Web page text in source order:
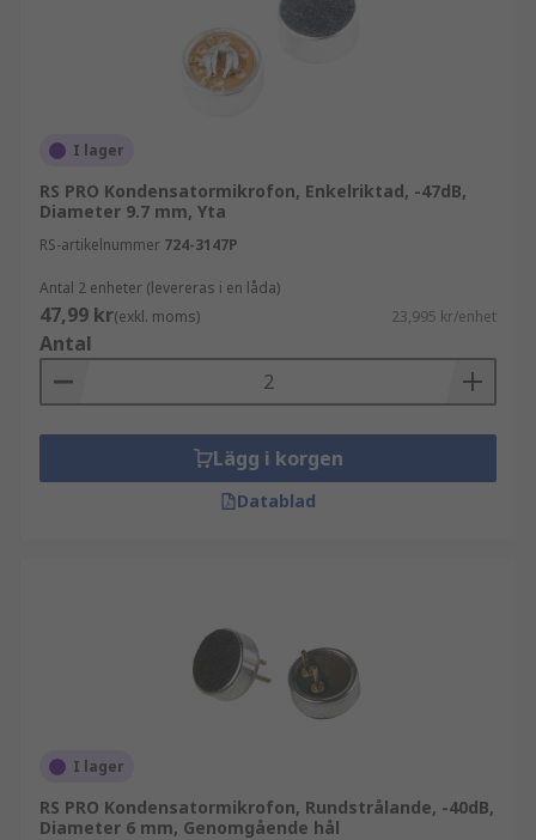
I lager
RS PRO Kondensatormikrofon, Enkelriktad, -47dB,
Diameter 9.7 mm, Yta
RS-artikelnummer 724-3147P
Antal 2 enheter (levereras i en låda)
47,99 kr(exkl. moms) 23,995 kr/enhet
Antal
Lägg i korgen
Datablad
I lager
RS PRO Kondensatormikrofon, Rundstrålande, -40dB,
Diameter 6 mm, Genomgående hål